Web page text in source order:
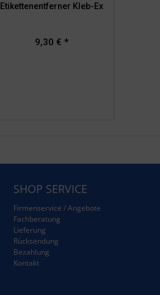
Etikettenentferner Kleb-Ex
9,30 € *
SHOP SERVICE
Firmenservice / Angebote
Fachberatung
Lieferung
Rücksendung
Bezahlung
Kontakt